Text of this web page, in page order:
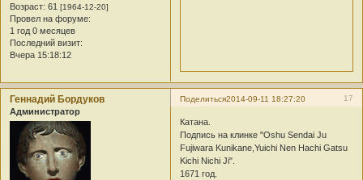
Возраст: 61 [1964-12-20]
Провел на форуме:
1 год 0 месяцев
Последний визит:
Вчера 15:18:12
Поделиться 17
2014-09-11 18:27:20
Геннадий Бордуков
Администратор
Катана.
Подпись на клинке "Oshu Sendai Ju
Fujiwara Kunikane,Yuichi Nen Hachi Gatsu
Kichi Nichi Ji".
1671 год.